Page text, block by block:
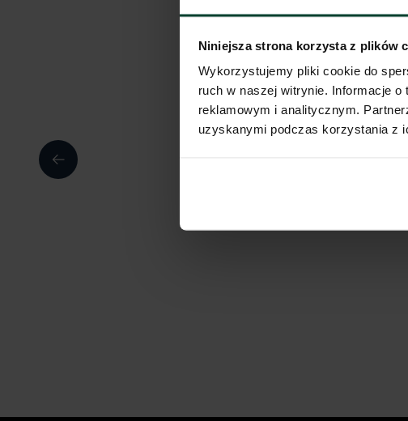
Niniejsza strona korzysta z plików
Wykorzystujemy pliki cookie do
ruch w naszej witrynie. Informacje
reklamowym i analitycznym.
uzyskanymi podczas korzystania z